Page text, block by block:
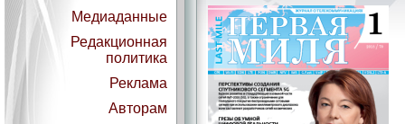
Медиаданные
Редакционная
политика
Реклама
Авторам